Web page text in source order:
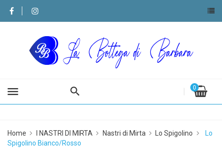
menu 0
Home I NASTRI DI MIRTA Nastri di Mirta Lo Spigolino
Lo
Spigolino Bianco/Rosso